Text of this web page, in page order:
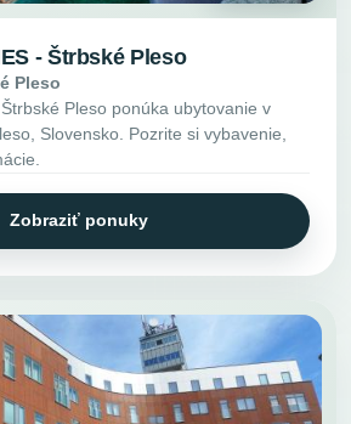
- Štrbské Pleso
Pleso
Pleso ponúka ubytovanie v
Slovensko. Pozrite si vybavenie,
Zobraziť ponuky